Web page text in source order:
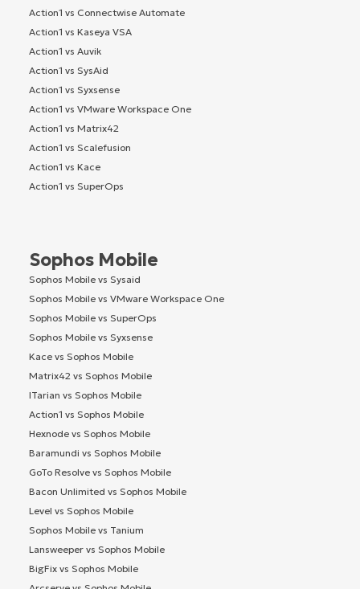
Action1 vs Connectwise Automate
Action1 vs Kaseya VSA
Action1 vs Auvik
Action1 vs SysAid
Action1 vs Syxsense
Action1 vs VMware Workspace One
Action1 vs Matrix42
Action1 vs Scalefusion
Action1 vs Kace
Action1 vs SuperOps
Sophos Mobile
Sophos Mobile vs Sysaid
Sophos Mobile vs VMware Workspace One
Sophos Mobile vs SuperOps
Sophos Mobile vs Syxsense
Kace vs Sophos Mobile
Matrix42 vs Sophos Mobile
ITarian vs Sophos Mobile
Action1 vs Sophos Mobile
Hexnode vs Sophos Mobile
Baramundi vs Sophos Mobile
GoTo Resolve vs Sophos Mobile
Bacon Unlimited vs Sophos Mobile
Level vs Sophos Mobile
Sophos Mobile vs Tanium
Lansweeper vs Sophos Mobile
BigFix vs Sophos Mobile